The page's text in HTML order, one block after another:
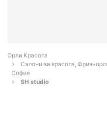
Орли Красота
Салони за красота,
София
SH studio